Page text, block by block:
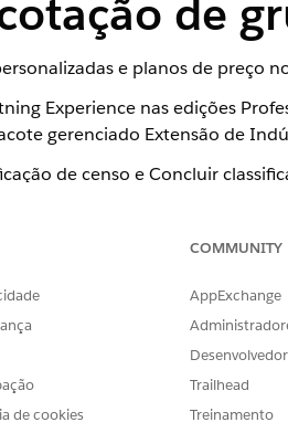
de
e planos de preço
Experience nas edições
gerenciado Extensão de
de censo e Concluir
grandes
de cookies
COMMUNITY
AppExchange
Trailhead
Treinamento